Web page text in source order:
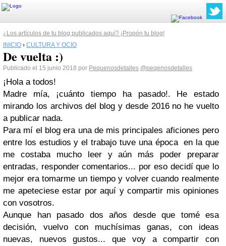
¿Los artículos de tu blog publicados aquí? ¡Propón tu blog!
INICIO › CULTURA Y OCIO
De vuelta :)
Publicado el 15 junio 2018 por Pequenosdetalles @peqenosdetalles
¡Hola a todos!
Madre mía, ¡cuánto tiempo ha pasado!. He estado
mirando los archivos del blog y desde 2016 no he vuelto
a publicar nada.
Para mí el blog era una de mis principales aficiones pero
entre los estudios y el trabajo tuve una época en la que
me costaba mucho leer y aún más poder preparar
entradas, responder comentarios... por eso decidí que lo
mejor era tomarme un tiempo y volver cuando realmente
me apeteciese estar por aquí y compartir mis opiniones
con vosotros.
Aunque han pasado dos años desde que tomé esa
decisión, vuelvo con muchísimas ganas, con ideas
nuevas, nuevos gustos... que voy a compartir con